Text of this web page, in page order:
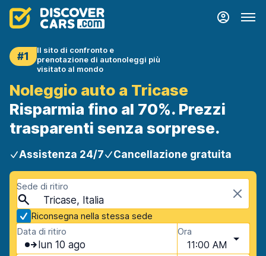
#1
Il sito di confronto e
prenotazione di autonoleggi più
visitato al mondo
Noleggio auto a Tricase
Risparmia fino al 70%. Prezzi
trasparenti senza sorprese.
Assistenza 24/7 Cancellazione gratuita
Sede di ritiro
Tricase, Italia
Riconsegna nella stessa sede
Data di ritiro
lun 10 ago
Ora
11:00 AM